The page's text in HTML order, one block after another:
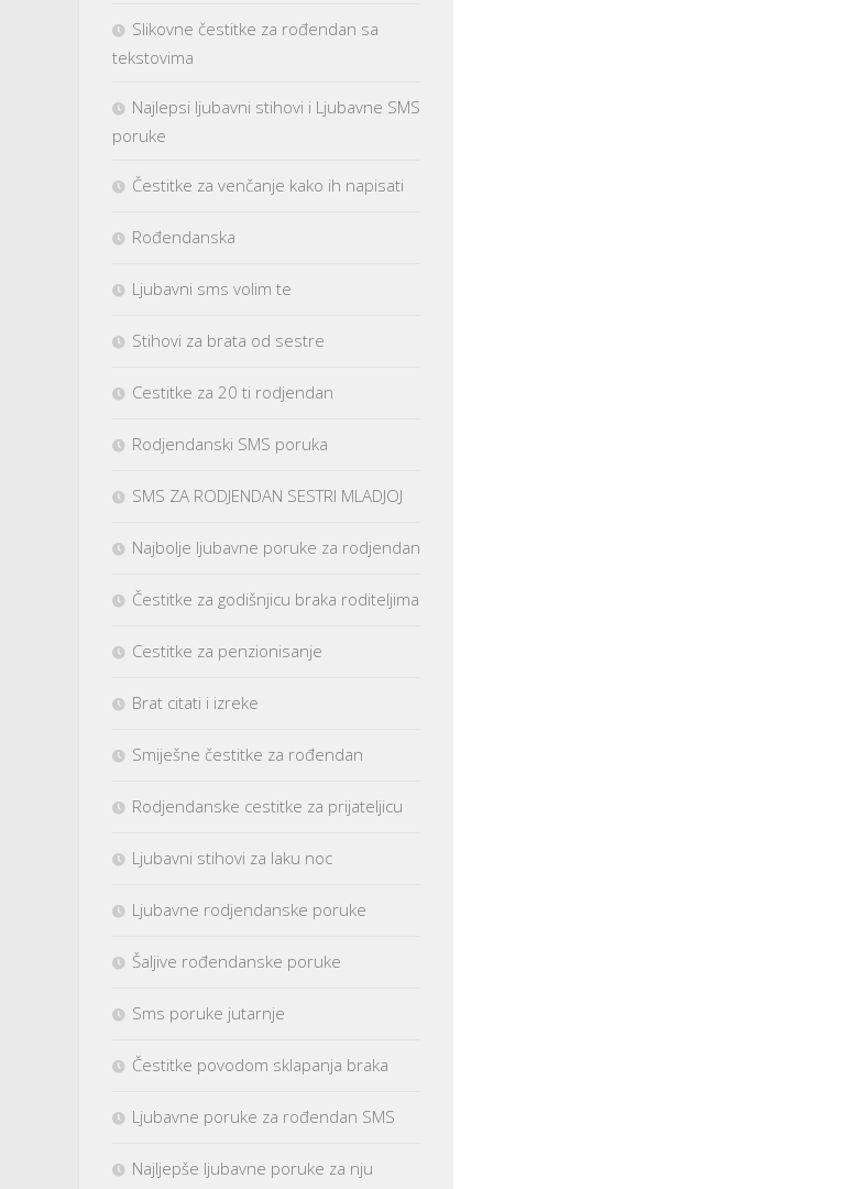
Slikovne čestitke za rođendan sa
tekstovima
Najlepsi ljubavni stihovi i Ljubavne SMS
poruke
Čestitke za venčanje kako ih napisati
Rođendanska
Ljubavni sms volim te
Stihovi za brata od sestre
Cestitke za 20 ti rodjendan
Rodjendanski SMS poruka
SMS ZA RODJENDAN SESTRI MLADJOJ
Najbolje ljubavne poruke za rodjendan
Čestitke za godišnjicu braka roditeljima
Cestitke za penzionisanje
Brat citati i izreke
Smiješne čestitke za rođendan
Rodjendanske cestitke za prijateljicu
Ljubavni stihovi za laku noc
Ljubavne rodjendanske poruke
Šaljive rođendanske poruke
Sms poruke jutarnje
Čestitke povodom sklapanja braka
Ljubavne poruke za rođendan SMS
Najljepše ljubavne poruke za nju